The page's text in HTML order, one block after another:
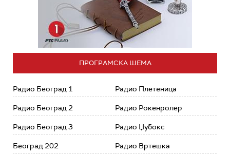
ПРОГРАМСКА ШЕМА
Радио Београд 1
Радио Београд 2
Радио Београд 3
Београд 202
Радио Плетеница
Радио Рокенролер
Радио Џубокс
Радио Вртешка